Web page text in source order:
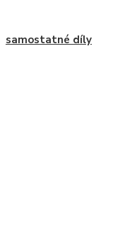
samostatné díly